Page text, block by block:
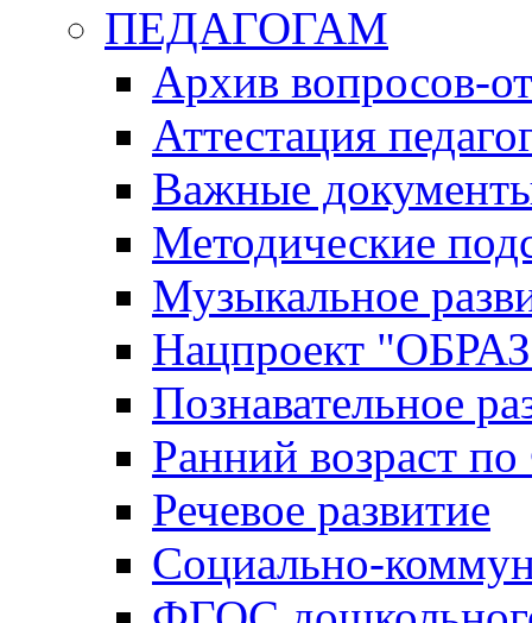
ПЕДАГОГАМ
Архив вопросов-
Аттестация
Важные
Методические
Музыкальное
Нацпроект
Познавательное
Ранний возраст
Речевое развитие
Социально-